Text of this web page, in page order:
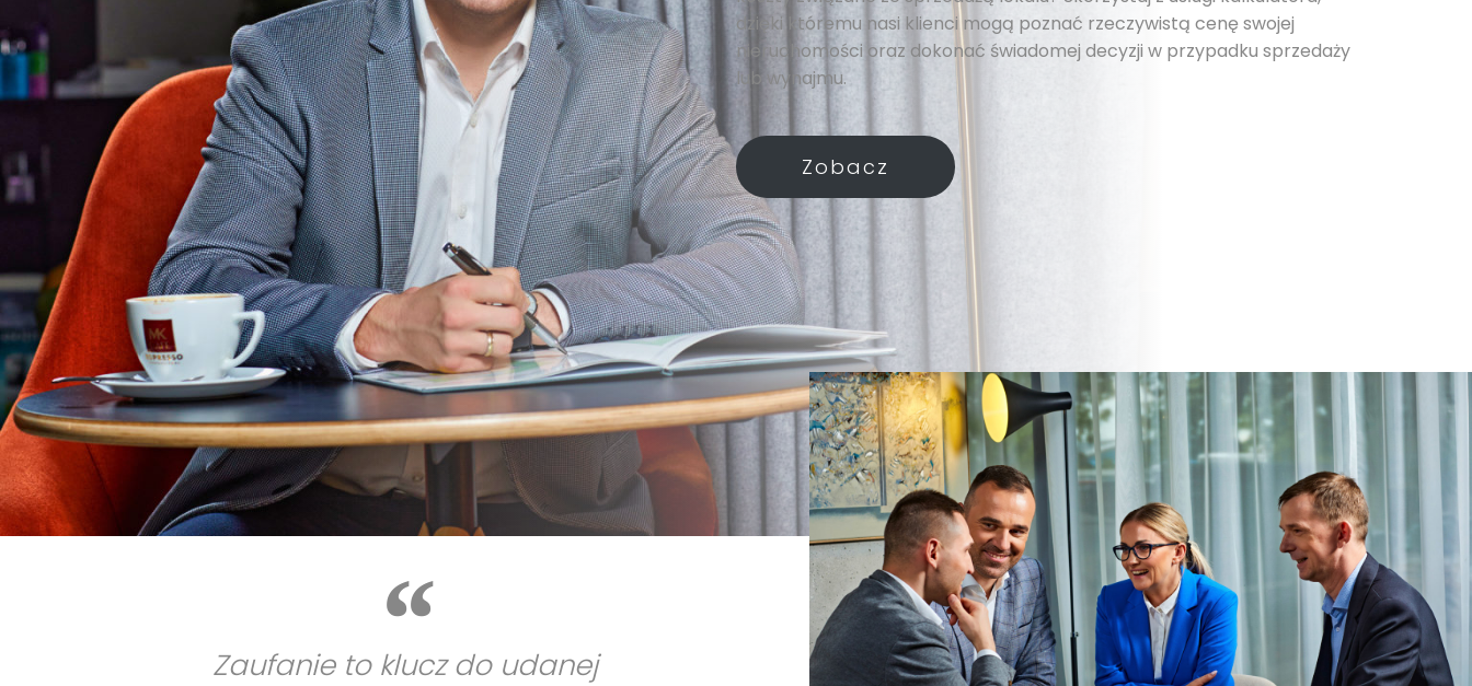
dzięki któremu nasi klienci mogą poznać rzeczywistą cenę swojej
nieruchomości oraz dokonać świadomej decyzji w przypadku sprzedaży
lub wynajmu.
Zobacz
Zaufanie to klucz do udanej